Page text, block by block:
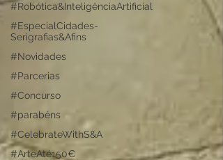
#Robótica&InteligênciaArtificial
#EspecialCidades-
Serigrafias&Afins
#Novidades
#Parcerias
#Concurso
#parabéns
#CelebrateWithS&A
#ArteAté150€